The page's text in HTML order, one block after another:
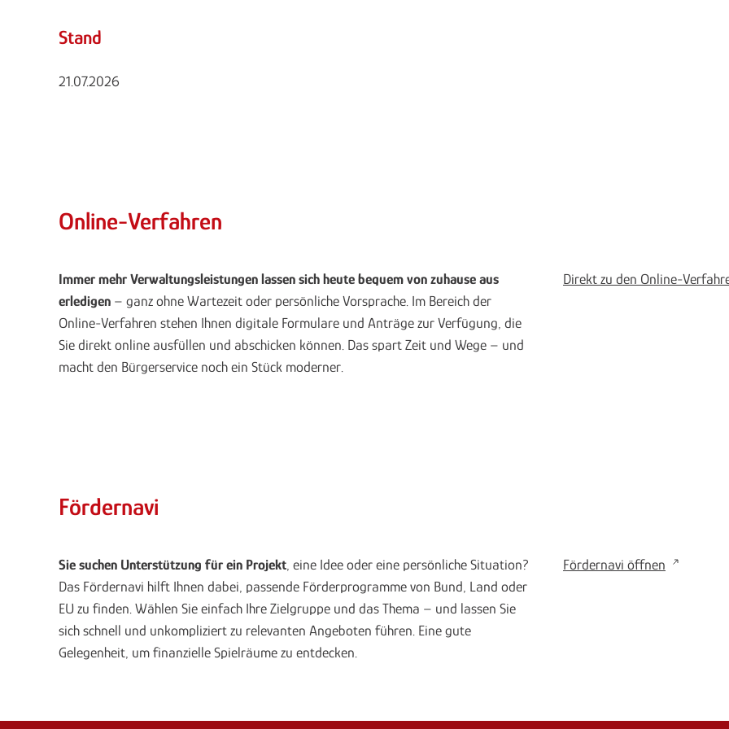
Stand
21.07.2026
Online-Verfahren
Immer mehr Verwaltungsleistungen lassen sich heute bequem von zuhause aus
erledigen – ganz ohne Wartezeit oder persönliche Vorsprache. Im Bereich der
Online-Verfahren stehen Ihnen digitale Formulare und Anträge zur Verfügung, die
Sie direkt online ausfüllen und abschicken können. Das spart Zeit und Wege – und
macht den Bürgerservice noch ein Stück moderner.
Direkt zu den Online-
Fördernavi
Sie suchen Unterstützung für ein Projekt , eine Idee oder eine persönliche Situation?
Das Fördernavi hilft Ihnen dabei, passende Förderprogramme von Bund, Land oder
EU zu finden. Wählen Sie einfach Ihre Zielgruppe und das Thema – und lassen Sie
sich schnell und unkompliziert zu relevanten Angeboten führen. Eine gute
Gelegenheit, um finanzielle Spielräume zu entdecken.
Fördernavi öffnen